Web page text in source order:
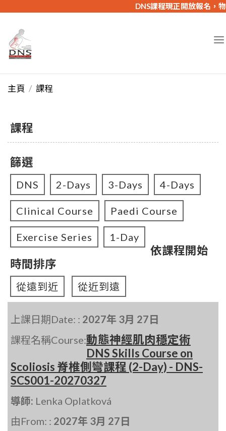
DNS課程現正開放報名，物
主頁 課程
課程
篩選
DNS 2-Days 3-Days 4-Days
Clinical Course Paedi Course
Exercise Series 1-Day
依課程開始
時間排序
從遠到近 從近到遠
上課日期Date: : 2027年 3月 27日
課程名稱Course:動態神經肌肉穩定術
DNS Skills Course on
Scoliosis 脊椎側彎課程 (2-Day) - DNS-
SCS001-20270327
導師: Lenka Oplatková
由From: : 2027年 3月 27日